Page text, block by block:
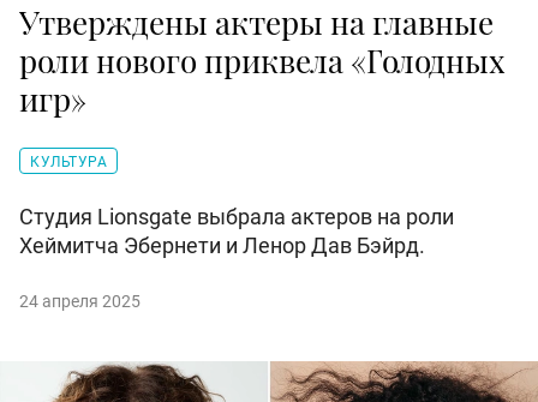
Утверждены актеры на главные
роли нового приквела «Голодных
игр»
КУЛЬТУРА
Студия Lionsgate выбрала актеров на роли
Хеймитча Эбернети и Ленор Дав Бэйрд.
24 апреля 2025